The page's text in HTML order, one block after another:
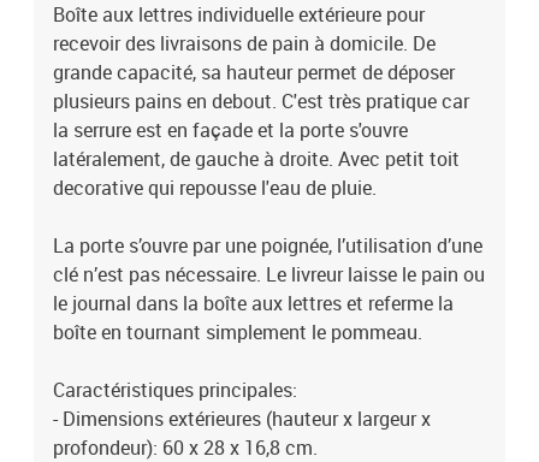
paquet comprend la boîte aux lettres, le matériel de fixation.
Boîte aux lettres individuelle extérieure pour
recevoir des livraisons de pain à domicile. De
grande capacité, sa hauteur permet de déposer
plusieurs pains en debout. C'est très pratique car
la serrure est en façade et la porte s'ouvre
latéralement, de gauche à droite. Avec petit toit
decorative qui repousse l'eau de pluie.
La porte s’ouvre par une poignée, l’utilisation d’une
clé n’est pas nécessaire. Le livreur laisse le pain ou
le journal dans la boîte aux lettres et referme la
boîte en tournant simplement le pommeau.
Caractéristiques principales:
- Dimensions extérieures (hauteur x largeur x
profondeur): 60 x 28 x 16,8 cm.